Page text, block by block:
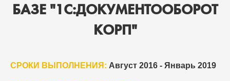
БАЗЕ "1С:ДОКУМЕНТООБОРОТ
КОРП"
СРОКИ ВЫПОЛНЕНИЯ: Август 2016 - Январь 2019